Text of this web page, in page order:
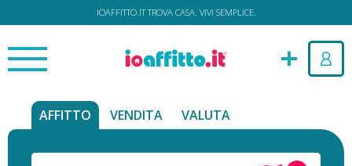
IOAFFITTO.IT TROVA CASA. VIVI SEMPLICE.
AFFITTO VENDITA VALUTA